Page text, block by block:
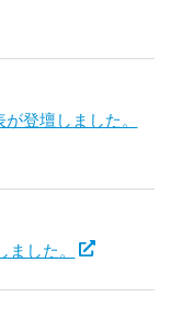
登壇しました。
した。